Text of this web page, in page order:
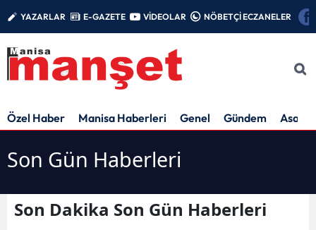
YAZARLAR E-GAZETE VİDEOLAR NÖBETÇİ ECZANELER
Özel Haber Manisa Haberleri Genel Gündem Asayiş
Son Gün Haberleri
Son Dakika Son Gün Haberleri